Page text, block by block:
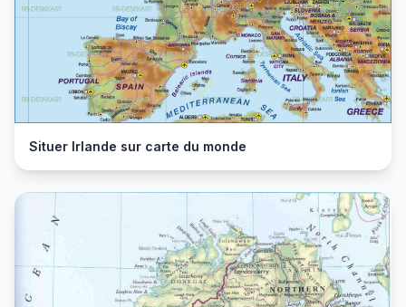
Situer Irlande sur carte du monde